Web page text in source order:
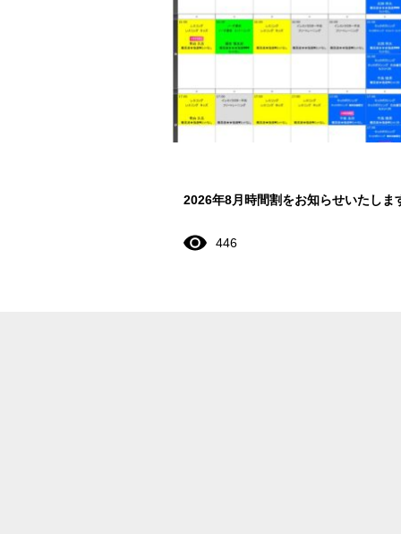
2026年8月時間割をお知らせいたしま
446